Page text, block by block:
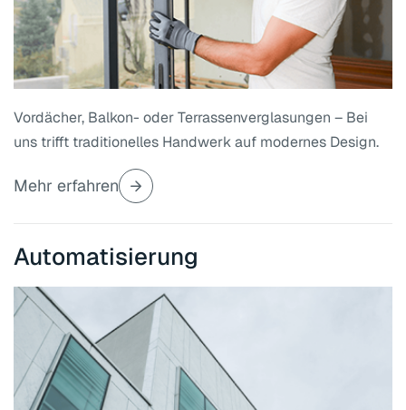
Vordächer, Balkon- oder Terrassenverglasungen – Bei
uns trifft traditionelles Handwerk auf modernes Design.
Mehr erfahren
Automatisierung